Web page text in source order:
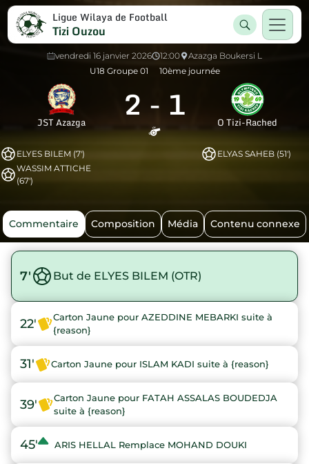
Ligue Wilaya de Football
Tizi Ouzou
vendredi 16 janvier 2026 12:00
Azazga Boukersi L
U18 Groupe 01
10ème journée
JST Azazga 2 - 1 O Tizi-Rached
ELYES BILEM (7')
WASSIM ATTICHE
(67')
ELYAS SAHEB (51')
Commentaire Composition Média Contenu connexe
7' But de ELYES BILEM (OTR)
22'
Carton Jaune pour AZEDDINE MEBARKI suite à
{reason}
31' Carton Jaune pour ISLAM KADI suite à {reason}
39'
Carton Jaune pour FATAH ASSALAS BOUDEDJA
suite à {reason}
45' ARIS HELLAL Remplace MOHAND DOUKI